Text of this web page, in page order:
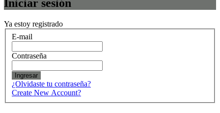
Iniciar sesión
Ya estoy registrado
E-mail
Contraseña
Ingresar
¿Olvidaste tu contraseña?
Create New Account?